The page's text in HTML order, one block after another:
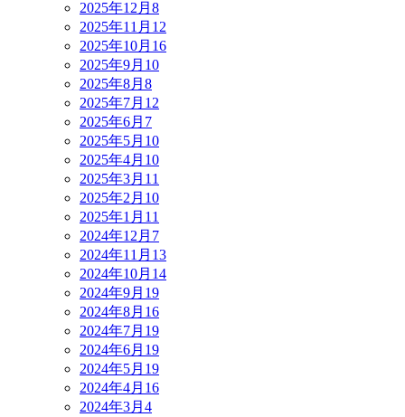
2025年12月 8
2025年11月 12
2025年10月 16
2025年9月 10
2025年8月 8
2025年7月 12
2025年6月 7
2025年5月 10
2025年4月 10
2025年3月 11
2025年2月 10
2025年1月 11
2024年12月 7
2024年11月 13
2024年10月 14
2024年9月 19
2024年8月 16
2024年7月 19
2024年6月 19
2024年5月 19
2024年4月 16
2024年3月 4